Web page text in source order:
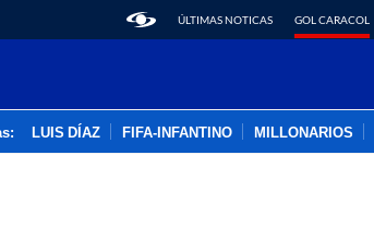
ÚLTIMAS NOTICAS GOL CARACOL
LUIS DÍAZ FIFA-INFANTINO MILLONARIOS